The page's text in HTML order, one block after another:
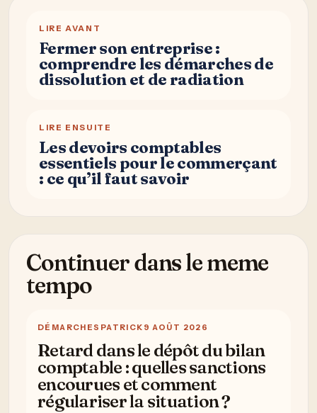
LIRE AVANT
Fermer son entreprise :
comprendre les démarches de
dissolution et de radiation
LIRE ENSUITE
Les devoirs comptables
essentiels pour le commerçant
: ce qu’il faut savoir
Continuer dans le meme
tempo
DÉMARCHES PATRICK 9 AOÛT 2026
Retard dans le dépôt du bilan
comptable : quelles sanctions
encourues et comment
régulariser la situation ?